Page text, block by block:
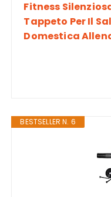
Fitness
Tappeto Per Il
Domestica
BESTSELLER N. 6